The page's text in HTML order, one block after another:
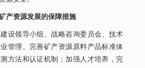
产资源发展的保障措施
设领导小组、战略咨询委员会、技术
管理。完善矿产资源原料产品标准体
方法和认证机制；加强人才培养，完